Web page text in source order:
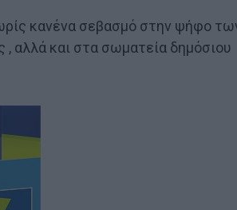
κανένα σεβασμό στην ψήφο
αλλά και στα σωματεία δημόσιου